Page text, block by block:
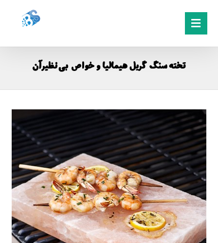
تخته سنگ گریل هیمالیا و خواص بی نظیرآن